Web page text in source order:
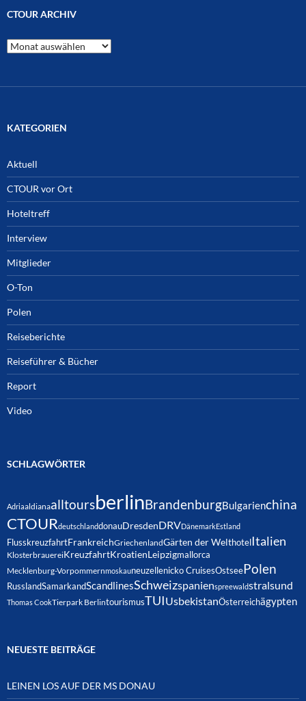
CTOUR ARCHIV
CTOUR
Archiv
KATEGORIEN
Aktuell
CTOUR vor Ort
Hoteltreff
Interview
Mitglieder
O-Ton
Polen
Reiseberichte
Reiseführer & Bücher
Report
Video
SCHLAGWÖRTER
AdriaaldianaalltoursberlinBrandenburgBulgarienchina
CTOURdeutschlanddonauDresdenDRVDänemarkEstland
FlusskreuzfahrtFrankreichGriechenlandGärten der WelthotelItalien
KlosterbrauereiKreuzfahrtKroatienLeipzigmallorca
Mecklenburg-Vorpommernmoskauneuzellenicko CruisesOstseePolen
RusslandSamarkandScandlinesSchweizspanienspreewaldstralsund
Thomas CookTierpark BerlintourismusTUIUsbekistanÖsterreichägypten
NEUESTE BEITRÄGE
LEINEN LOS AUF DER MS DONAU